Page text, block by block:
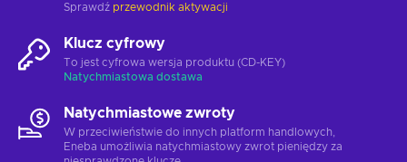
Sprawdź przewodnik aktywacji
Klucz cyfrowy
To jest cyfrowa wersja produktu (CD-KEY)
Natychmiastowa dostawa
Natychmiastowe zwroty
W przeciwieństwie do innych platform handlowych,
Eneba umożliwia natychmiastowy zwrot pieniędzy za